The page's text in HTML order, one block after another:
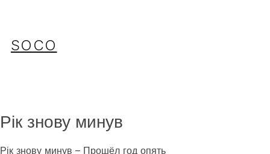
SOCO
Рік знову минув
Рік знову минув – Прошёл год опять